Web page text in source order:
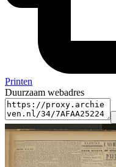
Printen
Duurzaam webadres